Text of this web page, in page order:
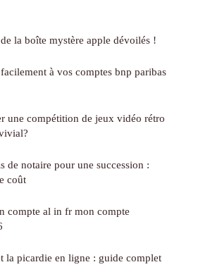
la boîte mystère apple dévoilés !
à vos comptes bnp paribas
une compétition de jeux vidéo rétro
de notaire pour une succession :
coût
compte al in fr mon compte
la picardie en ligne : guide complet